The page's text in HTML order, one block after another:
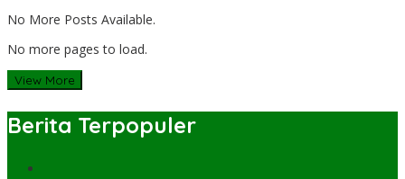
No More Posts Available.
No more pages to load.
View More
Berita Terpopuler